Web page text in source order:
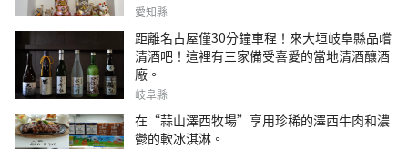
愛知縣
距離名古屋僅30分鐘車程！來大垣岐阜縣品嚐
清酒吧！這裡有三家備受喜愛的當地清酒釀酒
廠。
岐阜縣
在“蒜山澤西牧場”享用珍稀的澤西牛肉和濃
鬱的軟冰淇淋。